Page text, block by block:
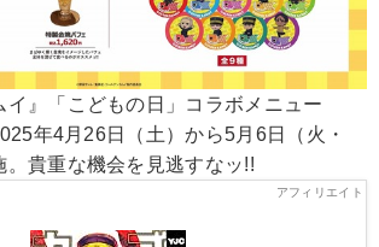
イ』「こどもの日」コラボメニュー
年4月26日（土）から5月6日（火・
。貴重な機会を見逃すなッ!!